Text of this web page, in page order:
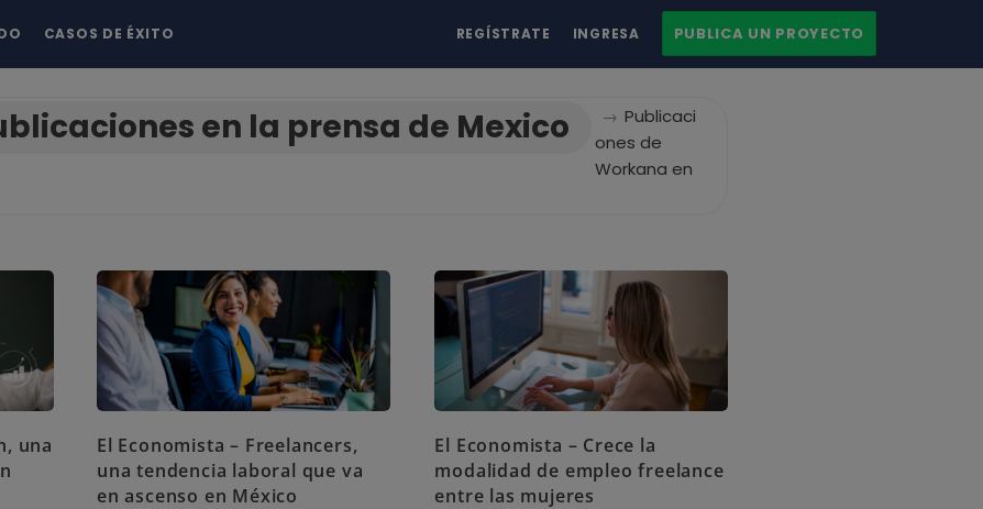
CASOS DE ÉXITO REGÍSTRATE INGRESA PUBLICA UN PROYECTO
en la prensa de Mexico → Publicaci
ones de
Workana en
una
El Economista – Freelancers,
una tendencia laboral que va
en ascenso en México
El Economista – Crece la
modalidad de empleo freelance
entre las mujeres